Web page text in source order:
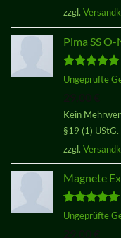
zzgl.
Pima SS
Bewertet
mit 5.00
Ungeprüfte
Kein
§19 (1) UStG.
zzgl.
Magnete
Bewertet
Ungeprüfte